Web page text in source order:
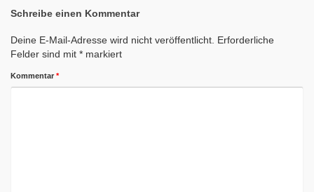
Schreibe einen Kommentar
Deine E-Mail-Adresse wird nicht veröffentlicht. Erforderliche
Felder sind mit * markiert
Kommentar *